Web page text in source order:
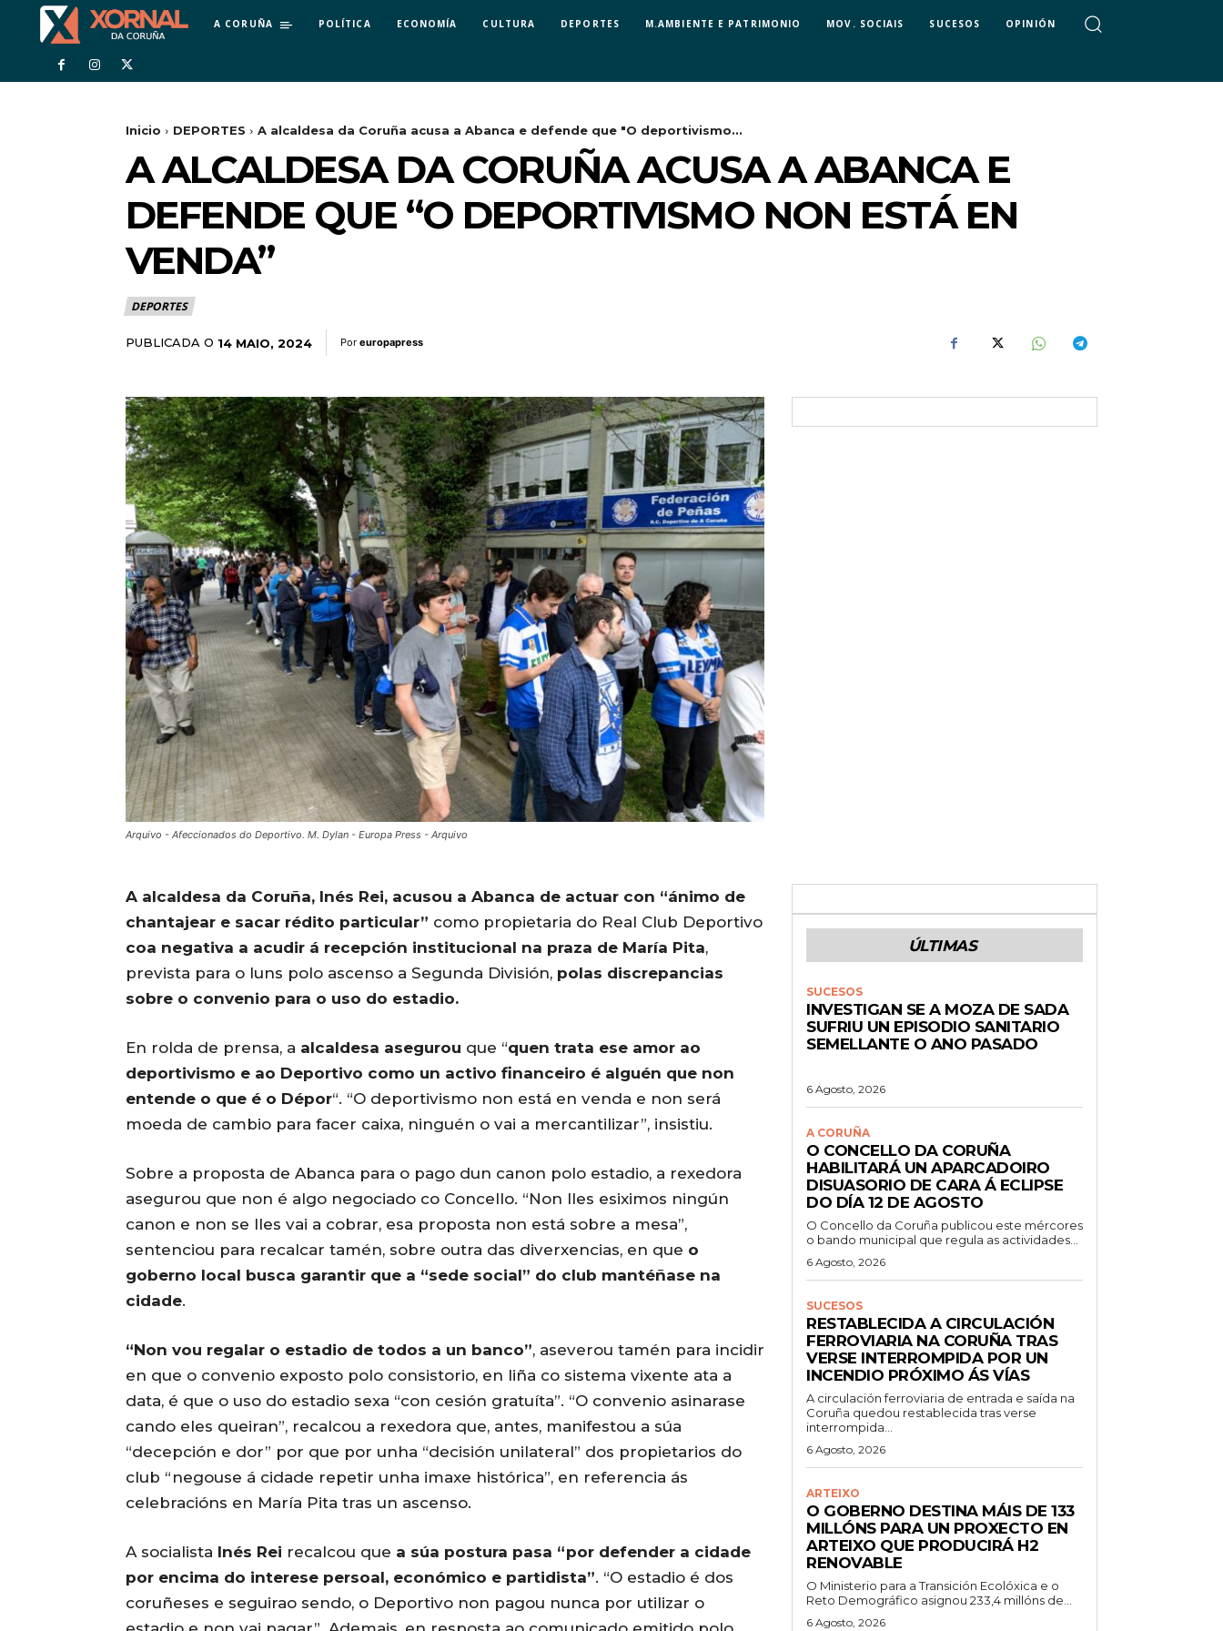
A CORUÑA POLÍTICA ECONOMÍA CULTURA DEPORTES M.AMBIENTE E PATRIMONIO MOV. SOCIAIS SUCESOS OPINIÓN
Inicio DEPORTES A alcaldesa da Coruña acusa a Abanca e defende que "O deportivismo...
A ALCALDESA DA CORUÑA ACUSA A ABANCA E
DEFENDE QUE “O DEPORTIVISMO NON ESTÁ EN
VENDA”
DEPORTES
PUBLICADA O 14 MAIO, 2024 Por europapress
Arquivo - Afeccionados do Deportivo. M. Dylan - Europa Press - Arquivo
A alcaldesa da Coruña, Inés Rei, acusou a Abanca de actuar con “ánimo de
chantajear e sacar rédito particular” como propietaria do Real Club Deportivo
coa negativa a acudir á recepción institucional na praza de María Pita,
prevista para o luns polo ascenso a Segunda División, polas discrepancias
sobre o convenio para o uso do estadio.
En rolda de prensa, a alcaldesa asegurou que “quen trata ese amor ao
deportivismo e ao Deportivo como un activo financeiro é alguén que non
entende o que é o Dépor“. “O deportivismo non está en venda e non será
moeda de cambio para facer caixa, ninguén o vai a mercantilizar”, insistiu.
Sobre a proposta de Abanca para o pago dun canon polo estadio, a rexedora
asegurou que non é algo negociado co Concello. “Non lles esiximos ningún
canon e non se lles vai a cobrar, esa proposta non está sobre a mesa”,
sentenciou para recalcar tamén, sobre outra das diverxencias, en que o
goberno local busca garantir que a “sede social” do club mantéñase na
cidade.
“Non vou regalar o estadio de todos a un banco”, aseverou tamén para incidir
en que o convenio exposto polo consistorio, en liña co sistema vixente ata a
data, é que o uso do estadio sexa “con cesión gratuíta”. “O convenio asinarase
cando eles queiran”, recalcou a rexedora que, antes, manifestou a súa
“decepción e dor” por que por unha “decisión unilateral” dos propietarios do
club “negouse á cidade repetir unha imaxe histórica”, en referencia ás
celebracións en María Pita tras un ascenso.
A socialista Inés Rei recalcou que a súa postura pasa “por defender a cidade
por encima do interese persoal, económico e partidista”. “O estadio é dos
coruñeses e seguirao sendo, o Deportivo non pagou nunca por utilizar o
ÚLTIMAS
SUCESOS
INVESTIGAN SE A MOZA DE SADA
SUFRIU UN EPISODIO SANITARIO
SEMELLANTE O ANO PASADO
6 Agosto, 2026
A CORUÑA
O CONCELLO DA CORUÑA
HABILITARÁ UN APARCADOIRO
DISUASORIO DE CARA Á ECLIPSE
DO DÍA 12 DE AGOSTO
O Concello da Coruña publicou este mércores
o bando municipal que regula as actividades...
6 Agosto, 2026
SUCESOS
RESTABLECIDA A CIRCULACIÓN
FERROVIARIA NA CORUÑA TRAS
VERSE INTERROMPIDA POR UN
INCENDIO PRÓXIMO ÁS VÍAS
A circulación ferroviaria de entrada e saída na
Coruña quedou restablecida tras verse
interrompida...
6 Agosto, 2026
ARTEIXO
O GOBERNO DESTINA MÁIS DE 133
MILLÓNS PARA UN PROXECTO EN
ARTEIXO QUE PRODUCIRÁ H2
RENOVABLE
O Ministerio para a Transición Ecolóxica e o
Reto Demográfico asignou 233,4 millóns de...
6 Agosto, 2026